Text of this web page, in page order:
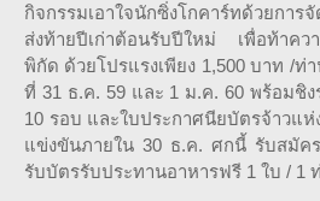
กิจกรรมเอาใจนักซิ่งโกคาร์ทด้วยกา
ส่งท้ายปีเก่าต้อนรับปีใหม่ เพื่อท้าคว
พิกัด ด้วยโปรแรงเพียง 1,500 บาท /ท่
ที่ 31 ธ.ค. 59 และ 1 ม.ค. 60 พร้อมชิ
10 รอบ และใบประกาศนียบัตรจ้าวแห่
แข่งขันภายใน 30 ธ.ค. ศกนี้ รับสมัค
รับบัตรรับประทานอาหารฟรี 1 ใบ / 1